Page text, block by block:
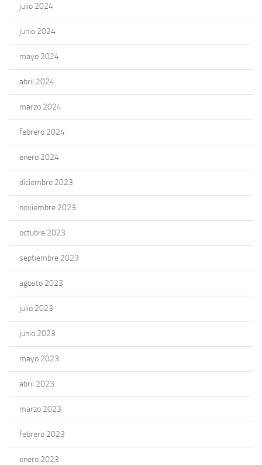
julio 2024
junio 2024
mayo 2024
abril 2024
marzo 2024
febrero 2024
enero 2024
diciembre 2023
noviembre 2023
octubre 2023
septiembre 2023
agosto 2023
julio 2023
junio 2023
mayo 2023
abril 2023
marzo 2023
febrero 2023
enero 2023